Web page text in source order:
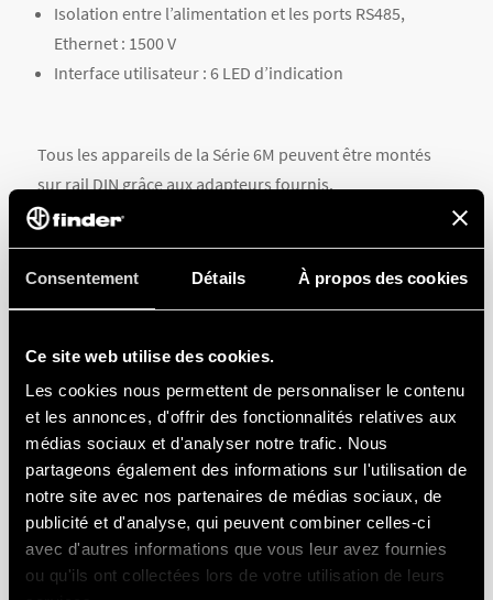
Consentement Détails À propos des cookies
Ce site web utilise des cookies.
Les cookies nous permettent de personnaliser le contenu
et les annonces, d'offrir des fonctionnalités relatives aux
médias sociaux et d'analyser notre trafic. Nous
partageons également des informations sur l'utilisation de
notre site avec nos partenaires de médias sociaux, de
publicité et d'analyse, qui peuvent combiner celles-ci
avec d'autres informations que vous leur avez fournies
ou qu'ils ont collectées lors de votre utilisation de leurs
Isolation entre l’alimentation et les ports RS485,
Ethernet : 1500 V
Interface utilisateur : 6 LED d’indication
Tous les appareils de la Série 6M peuvent être montés
sur rail DIN grâce aux adapteurs fournis.
Pour plus d’informations,
PARTAGER L'ARTICLE